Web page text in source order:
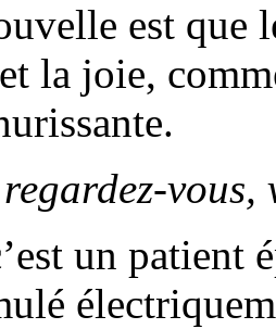
est que
la joie,
un